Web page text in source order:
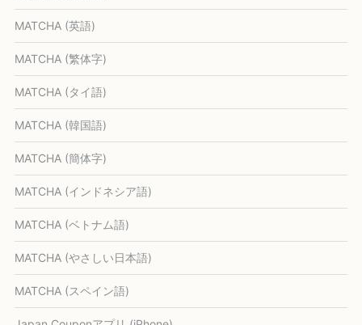
MATCHA (英語)
MATCHA (繁体字)
MATCHA (タイ語)
MATCHA (韓国語)
MATCHA (簡体字)
MATCHA (インドネシア語)
MATCHA (ベトナム語)
MATCHA (やさしい日本語)
MATCHA (スペイン語)